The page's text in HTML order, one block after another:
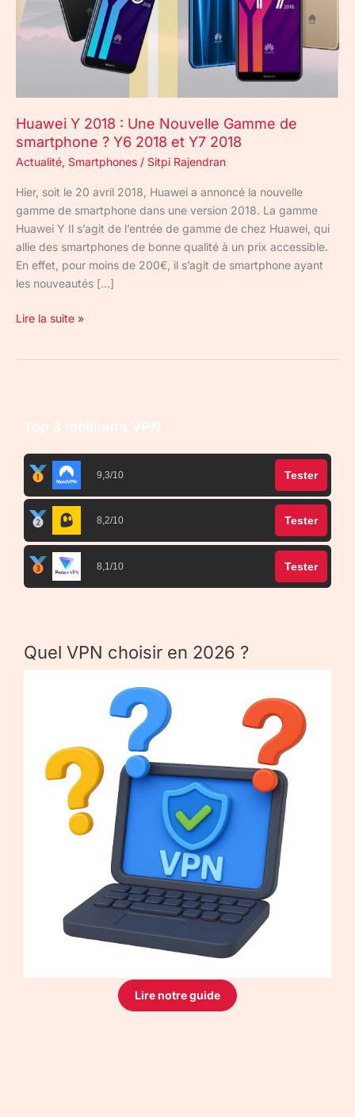
Huawei Y 2018 : Une Nouvelle Gamme de
smartphone ? Y6 2018 et Y7 2018
Actualité, Smartphones / Sitpi Rajendran
Hier, soit le 20 avril 2018, Huawei a annoncé la nouvelle
gamme de smartphone dans une version 2018. La gamme
Huawei Y Il s’agit de l’entrée de gamme de chez Huawei, qui
allie des smartphones de bonne qualité à un prix accessible.
En effet, pour moins de 200€, il s’agit de smartphone ayant
les nouveautés […]
smartphone
Y7
2018
Lire la suite »
Top 3 meilleurs VPN
9,3/10 Tester
8,2/10 Tester
8,1/10 Tester
Quel VPN choisir en 2026 ?
Lire notre guide